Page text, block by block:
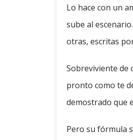
Lo hace con un
sube al
otras, escritas
Sobreviviente de
pronto como te
demostrado que
Pero su fórmula